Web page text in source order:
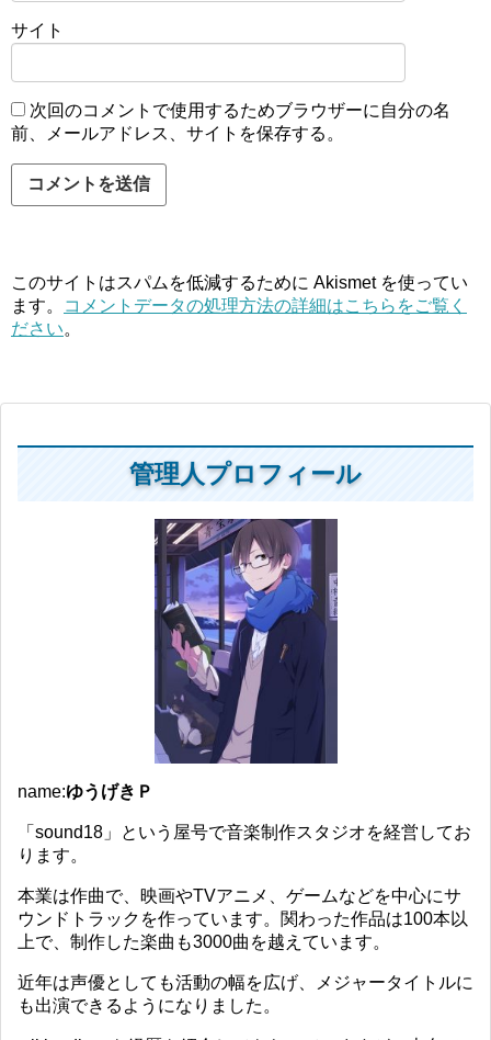
サイト
次回のコメントで使用するためブラウザーに自分の名
前、メールアドレス、サイトを保存する。
このサイトはスパムを低減するために Akismet を使ってい
ます。
コメントデータの処理方法の詳細はこちらをご覧く
ださい。
管理人プロフィール
name:ゆうげきＰ
「sound18」という屋号で音楽制作スタジオを経営してお
ります。
本業は作曲で、映画やTVアニメ、ゲームなどを中心にサ
ウンドトラックを作っています。関わった作品は100本以
上で、制作した楽曲も3000曲を越えています。
近年は声優としても活動の幅を広げ、メジャータイトルに
も出演できるようになりました。